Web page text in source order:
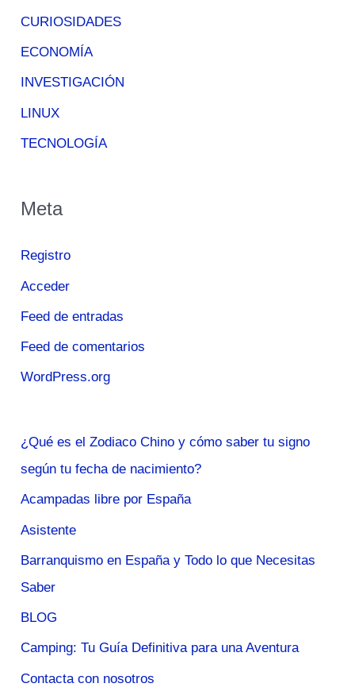
CURIOSIDADES
ECONOMÍA
INVESTIGACIÓN
LINUX
TECNOLOGÍA
Meta
Registro
Acceder
Feed de entradas
Feed de comentarios
WordPress.org
¿Qué es el Zodiaco Chino y cómo saber tu signo
según tu fecha de nacimiento?
Acampadas libre por España
Asistente
Barranquismo en España y Todo lo que Necesitas
Saber
BLOG
Camping: Tu Guía Definitiva para una Aventura
Contacta con nosotros